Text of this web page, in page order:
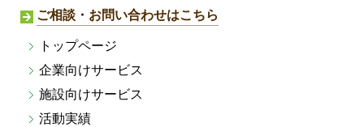
ご相談・お問い合わせはこちら
トップページ
企業向けサービス
施設向けサービス
活動実績